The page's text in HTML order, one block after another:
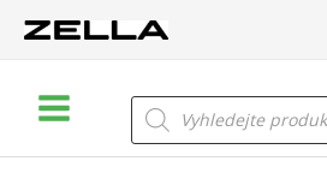
Menu
Products
search